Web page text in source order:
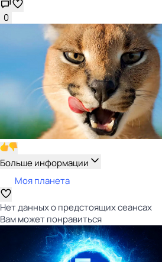
0
Больше информации
Моя планета
Нет данных о предстоящих сеансах
Вам может понравиться